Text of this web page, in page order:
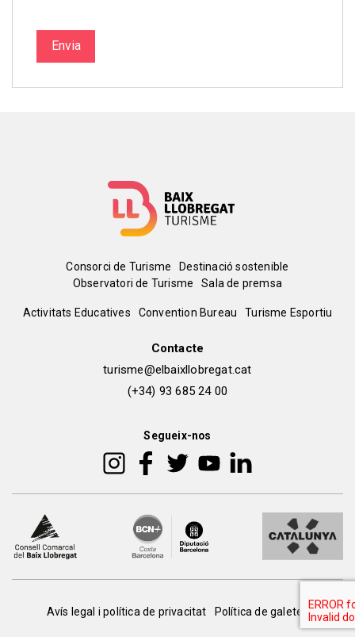
Envia
Menú
del
Consorci de Turisme
Destinació sostenible
Observatori de Turisme
Sala de premsa
Peu
Activitats Educatives Convention Bureau Turisme Esportiu
Contacte
turisme@elbaixllobregat.cat
(+34) 93 685 24 00
Segueix-nos
PeuAvís legal i política de privacitat Política de galetes